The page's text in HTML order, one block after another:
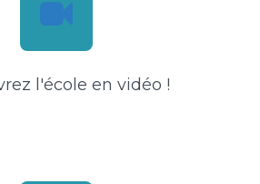
l'école en vidéo !